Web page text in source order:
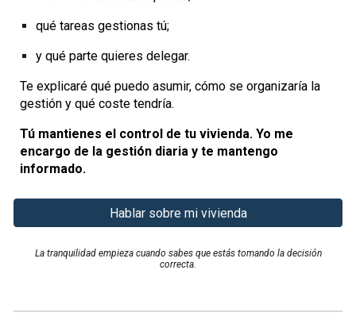
qué tareas gestionas tú;
y qué parte quieres delegar.
Te explicaré qué puedo asumir, cómo se organizaría la
gestión y qué coste tendría.
Tú mantienes el control de tu vivienda. Yo me
encargo de la gestión diaria y te mantengo
informado.
Hablar sobre mi vivienda
La tranquilidad empieza cuando sabes que estás tomando la decisión
correcta.